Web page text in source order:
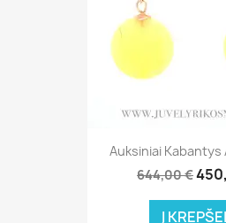
Auksiniai Kabantys
644,00 €
Į